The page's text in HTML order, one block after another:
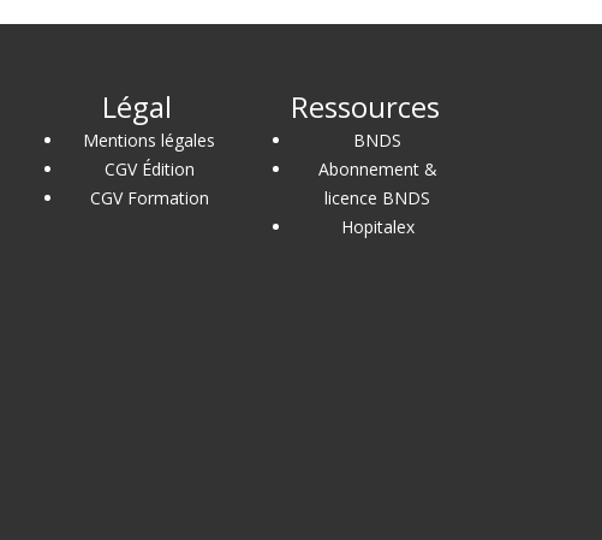
Légal
Mentions légales
CGV Édition
CGV Formation
Ressources
BNDS
Abonnement &
licence BNDS
Hopitalex